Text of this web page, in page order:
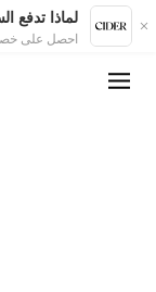
لماذا تدفع
احصل على خصم 15% في